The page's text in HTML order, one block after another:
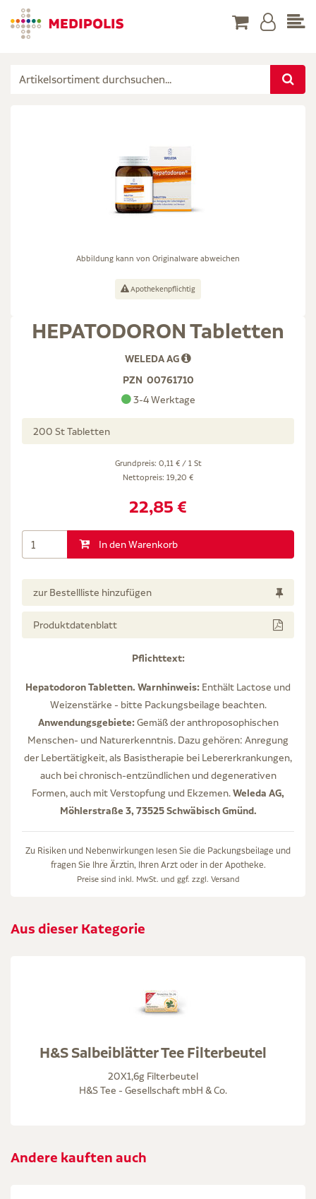
Abbildung kann von Originalware abweichen
Apothekenpflichtig
HEPATODORON Tabletten
WELEDA AG
PZN 00761710
3-4 Werktage
200 St Tabletten
Grundpreis: 0,11 € / 1 St
Nettopreis: 19,20 €
22,85 €
In den Warenkorb
zur Bestellliste hinzufügen
Produktdatenblatt
Pflichttext:
Hepatodoron Tabletten. Warnhinweis: Enthält Lactose und
Weizenstärke - bitte Packungsbeilage beachten.
Anwendungsgebiete:Gemäß der anthroposophischen
Menschen- und Naturerkenntnis. Dazu gehören: Anregung
der Lebertätigkeit, als Basistherapie bei Lebererkrankungen,
auch bei chronisch-entzündlichen und degenerativen
Formen, auch mit Verstopfung und Ekzemen.Weleda AG,
Möhlerstraße 3, 73525 Schwäbisch Gmünd.
Zu Risiken und Nebenwirkungen lesen Sie die Packungsbeilage und
fragen Sie Ihre Ärztin, Ihren Arzt oder in der Apotheke.
Preise sind inkl. MwSt. und ggf. zzgl. Versand
Aus dieser Kategorie
H&S Salbeiblätter Tee Filterbeutel
20X1,6g Filterbeutel
H&S Tee - Gesellschaft mbH & Co.
Andere kauften auch